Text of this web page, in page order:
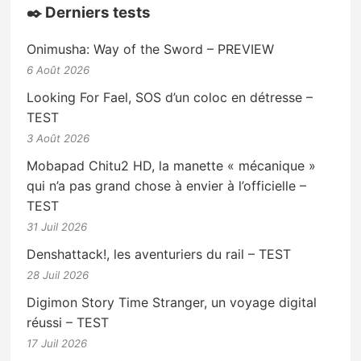
✒️ Derniers tests
Onimusha: Way of the Sword – PREVIEW
6 Août 2026
Looking For Fael, SOS d’un coloc en détresse –
TEST
3 Août 2026
Mobapad Chitu2 HD, la manette « mécanique »
qui n’a pas grand chose à envier à l’officielle –
TEST
31 Juil 2026
Denshattack!, les aventuriers du rail – TEST
28 Juil 2026
Digimon Story Time Stranger, un voyage digital
réussi – TEST
17 Juil 2026